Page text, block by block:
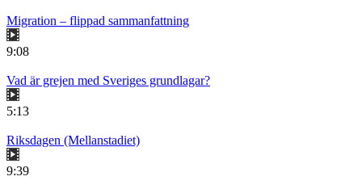
Migration – flippad sammanfattning
9:08
Vad är grejen med Sveriges grundlagar?
5:13
Riksdagen (Mellanstadiet)
9:39